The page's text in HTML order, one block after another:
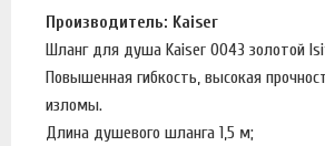
Производитель: Kaiser
Шланг для душа Kaiser 0043 золотой
Повышенная гибкость, высокая
изломы.
Длина душевого шланга 1,5 м;